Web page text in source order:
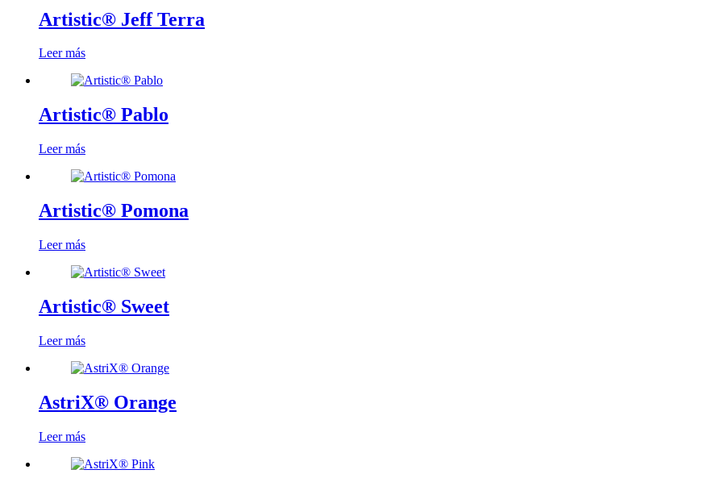
Artistic® Jeff Terra
Leer más
Artistic® Pablo
Leer más
Artistic® Pomona
Leer más
Artistic® Sweet
Leer más
AstriX® Orange
Leer más